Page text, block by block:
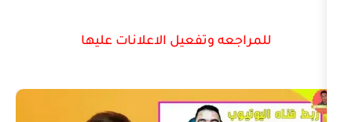
وتفعيل الاعلانات عليها